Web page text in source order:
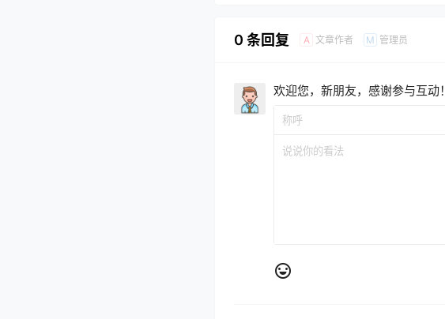
0 条回复 A 文章作者 M 管理员
欢迎您，新朋友，感谢参与互动！